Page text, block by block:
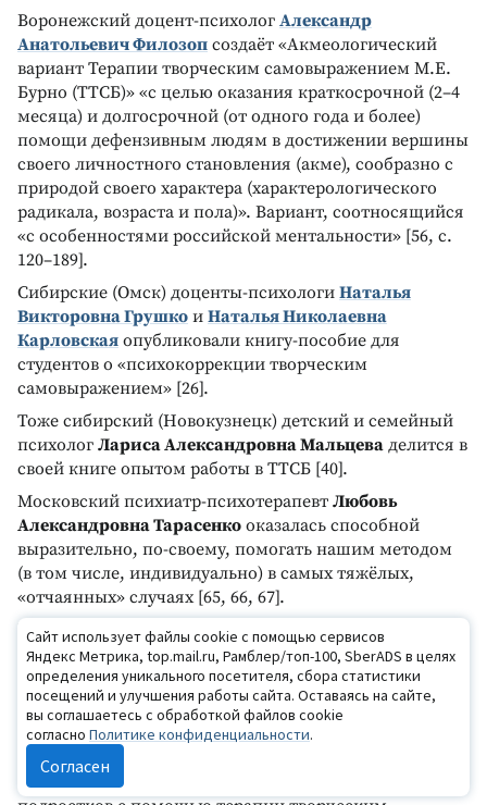
Воронежский доцент-психолог Александр
Анатольевич Филозоп создаёт «Акмеологический
вариант Терапии творческим самовыражением М.Е.
Бурно (ТТСБ)» «с целью оказания краткосрочной (2–4
месяца) и долгосрочной (от одного года и более)
помощи дефензивным людям в достижении вершины
своего личностного становления (акме), сообразно с
природой своего характера (характерологического
радикала, возраста и пола)». Вариант, соотносящийся
«с особенностями российской ментальности» [56, с.
120–189].
Сибирские (Омск) доценты-психологи Наталья
Викторовна Грушко и Наталья Николаевна
Карловская опубликовали книгу-пособие для
студентов о «психокоррекции творческим
самовыражением» [26].
Тоже сибирский (Новокузнецк) детский и семейный
психолог Лариса Александровна Мальцева делится в
своей книге опытом работы в ТТСБ [40].
Московский психиатр-психотерапевт Любовь
Александровна Тарасенко оказалась способной
выразительно, по-своему, помогать нашим методом
(в том числе, индивидуально) в самых тяжёлых,
«отчаянных» случаях [65, 66, 67].
Благородны, по-своему отважны публикации
специалиста по социальной работеКиры Вадимовны
Тельминовой(Новокузнецк, Санкт-Петербург),
применяющей метод в помощи инвалидам [68, 69].
Клинический психологЕлена Николаевна Иванова
(Магнитогорск) выпустила недавно статью «Работа с
ценностно-смысловой сферой девиантных
Сайт использует файлы cookie с помощью сервисов
Яндекс Метрика, top.mail.ru, Рамблер/топ-100, SberADS в целях
определения уникального посетителя, сбора статистики
посещений и улучшения работы сайта. Оставаясь на сайте,
вы соглашаетесь с обработкой файлов cookie
согласно Политике конфиденциальности.
Согласен